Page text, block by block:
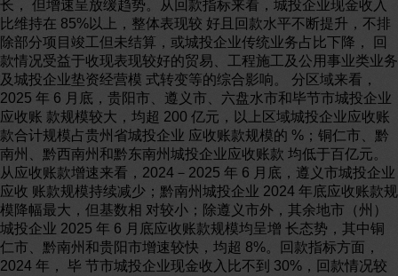
长， 但增速呈放缓趋势。从回款指标来看，城投企业现金收入
比维持在 85%以上，整体表现较 好且回款水平不断提升，不排
除部分项目竣工但未结算，或城投企业传统业务占比下降， 回
款情况受益于收现表现较好的贸易、工程施工及公用事业类业务
及城投企业垫资经营模 式转变等的综合影响。 分区域来看，
2025 年 6 月底，贵阳市、遵义市、六盘水市和毕节市城投企业
应收账 款规模较大，均超 200 亿元，以上区域城投企业应收账
款合计规模占贵州省城投企业 应收账款规模的 %；铜仁市、黔
南州、黔西南州和黔东南州城投企业应收账款 均低于百亿元。
从应收账款增速来看，2024－2025 年 6 月底，遵义市城投企业
应收 账款规模持续减少；黔南州城投企业 2024 年底应收账款规
模降幅最大，但基数相 对较小；除遵义市外，其余地市（州）
城投企业 2025 年 6 月底应收账款规模均呈增 长态势，其中铜
仁市、黔南州和贵阳市增速较快，均超 8%。回款指标方面，
2024 年， 毕 节市城投企业现金收入比不到 30%，回款情况较